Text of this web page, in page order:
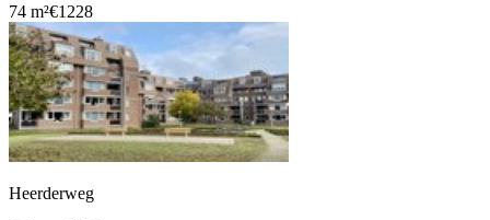
74 m²€1228
Heerderweg